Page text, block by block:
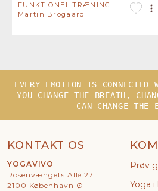
FUNKTIONEL TRÆNING
Martin Brogaard
EVERY EMOTION IS
YOU CHANGE THE BREATH,
CAN CHANGE THE
Prøv
Yoga i
KONTAKT OS
YOGAVIVO
Rosenvængets Allé 27
2100 København Ø